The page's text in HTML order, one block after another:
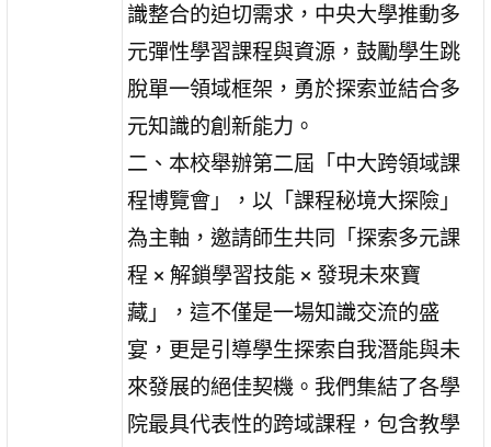
識整合的迫切需求，中央大學推動多
元彈性學習課程與資源，鼓勵學生跳
脫單一領域框架，勇於探索並結合多
元知識的創新能力。
二、本校舉辦第二屆「中大跨領域課
程博覽會」，以「課程秘境大探險」
為主軸，邀請師生共同「探索多元課
程 × 解鎖學習技能 × 發現未來寶
藏」，這不僅是一場知識交流的盛
宴，更是引導學生探索自我潛能與未
來發展的絕佳契機。我們集結了各學
院最具代表性的跨域課程，包含教學